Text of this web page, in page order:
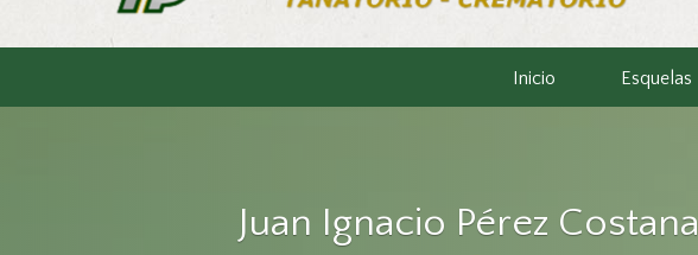
Inicio Esquelas
Juan Ignacio Pérez Costana